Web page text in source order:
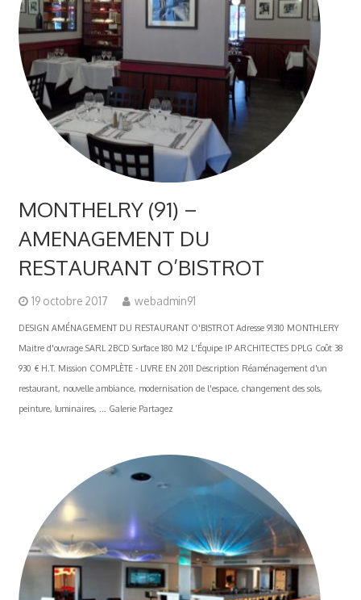
MONTHELRY (91) –
AMENAGEMENT DU
RESTAURANT O’BISTROT
19 octobre 2017 webadmin91
DESIGN AMÉNAGEMENT DU RESTAURANT O'BISTROT Adresse 91310 MONTHLERY
Maitre d'ouvrage SARL 2BCD Surface 180 M2 L'Équipe IP ARCHITECTES DPLG Coût 38
930 € H.T. Mission COMPLÈTE - LIVRE EN 2011 Description Réaménagement d'un
restaurant, nouvelle ambiance, modernisation de l'espace, changement des sols,
peinture, luminaires, ... Galerie Partagez